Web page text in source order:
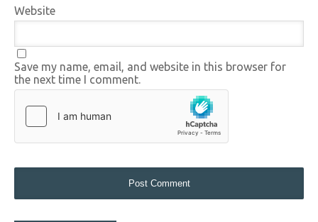
Website
Save my name, email, and website in this browser for
the next time I comment.